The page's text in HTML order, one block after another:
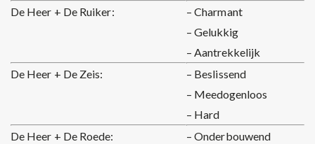
De Heer + De Ruiker:
– Charmant
– Gelukkig
– Aantrekkelijk
De Heer + De Zeis:
– Beslissend
– Meedogenloos
– Hard
De Heer + De Roede:
– Onderbouwend